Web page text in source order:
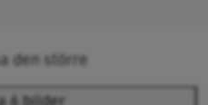
den större
6 bilder